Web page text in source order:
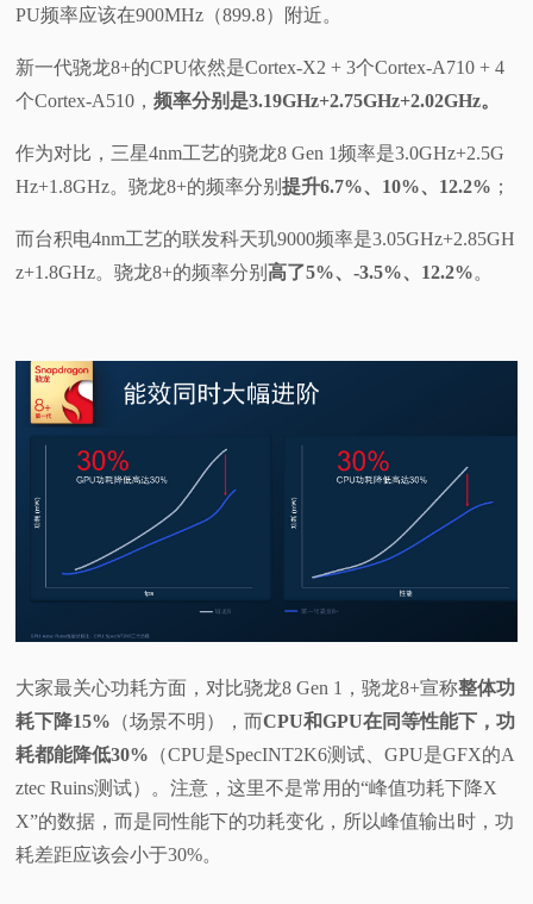
PU频率应该在900MHz（899.8）附近。
新一代骁龙8+的CPU依然是Cortex-X2 + 3个Cortex-A710 + 4
个Cortex-A510，频率分别是3.19GHz+2.75GHz+2.02GHz。
作为对比，三星4nm工艺的骁龙8 Gen 1频率是3.0GHz+2.5G
Hz+1.8GHz。骁龙8+的频率分别提升6.7%、10%、12.2% ；
而台积电4nm工艺的联发科天玑9000频率是3.05GHz+2.85GH
z+1.8GHz。骁龙8+的频率分别高了5%、-3.5%、12.2%。
大家最关心功耗方面，对比骁龙8 Gen 1，骁龙8+宣称整体功
耗下降15% （场景不明），而CPU和GPU在同等性能下，功
耗都能降低30% （CPU是SpecINT2K6测试、GPU是GFX的A
ztec Ruins测试）。注意，这里不是常用的“峰值功耗下降X
X”的数据，而是同性能下的功耗变化，所以峰值输出时，功
耗差距应该会小于30%。